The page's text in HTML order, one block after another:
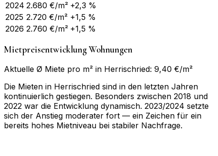
2024 2.680 €/m² +2,3 %
2025 2.720 €/m² +1,5 %
2026 2.760 €/m² +1,5 %
Mietpreisentwicklung Wohnungen
Aktuelle Ø Miete pro m² in Herrischried: 9,40 €/m²
Die Mieten in Herrischried sind in den letzten Jahren
kontinuierlich gestiegen. Besonders zwischen 2018 und
2022 war die Entwicklung dynamisch. 2023/2024 setzte
sich der Anstieg moderater fort — ein Zeichen für ein
bereits hohes Mietniveau bei stabiler Nachfrage.